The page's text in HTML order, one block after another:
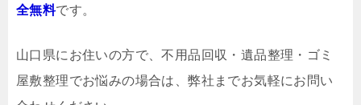
全無料です。
山口県にお住いの方で、不用品回収・遺品整理・ゴミ
屋敷整理でお悩みの場合は、弊社までお気軽にお問い